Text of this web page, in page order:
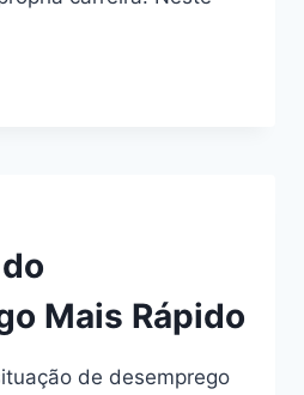
Mais Rápido
de desemprego